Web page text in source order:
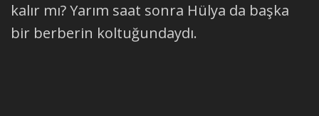
kalır mı? Yarım saat sonra Hülya da başka
bir berberin koltuğundaydı.